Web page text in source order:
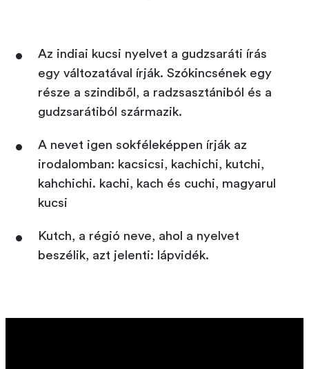
Az indiai kucsi nyelvet a gudzsaráti írás
egy változatával írják. Szókincsének egy
része a szindiből, a radzsasztániból és a
gudzsarátiból származik.
A nevet igen sokféleképpen írják az
irodalomban: kacsicsi, kachichi, kutchi,
kahchichi. kachi, kach és cuchi, magyarul
kucsi
Kutch, a régió neve, ahol a nyelvet
beszélik, azt jelenti: lápvidék.